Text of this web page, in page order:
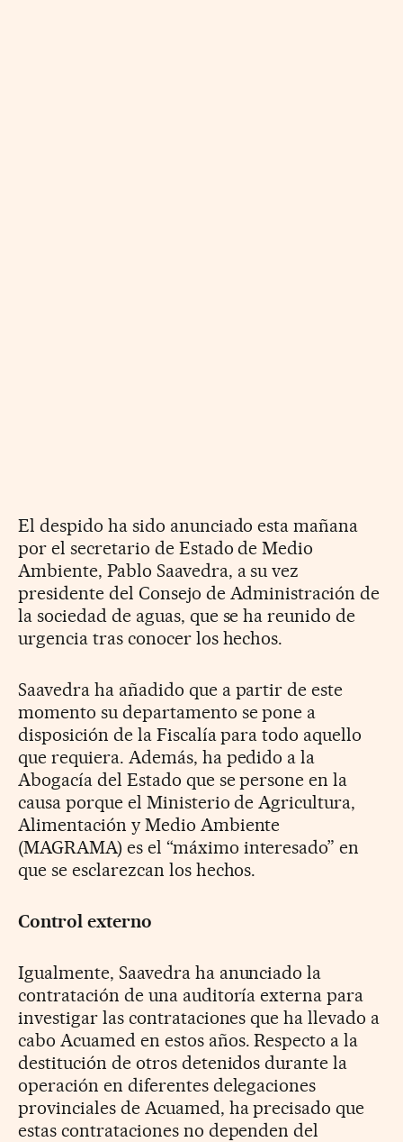
El despido ha sido anunciado esta mañana
por el secretario de Estado de Medio
Ambiente, Pablo Saavedra, a su vez
presidente del Consejo de Administración de
la sociedad de aguas, que se ha reunido de
urgencia tras conocer los hechos.
Saavedra ha añadido que a partir de este
momento su departamento se pone a
disposición de la Fiscalía para todo aquello
que requiera. Además, ha pedido a la
Abogacía del Estado que se persone en la
causa porque el Ministerio de Agricultura,
Alimentación y Medio Ambiente
(MAGRAMA) es el “máximo interesado” en
que se esclarezcan los hechos.
Control externo
Igualmente, Saavedra ha anunciado la
contratación de una auditoría externa para
investigar las contrataciones que ha llevado a
cabo Acuamed en estos años. Respecto a la
destitución de otros detenidos durante la
operación en diferentes delegaciones
provinciales de Acuamed, ha precisado que
estas contrataciones no dependen del